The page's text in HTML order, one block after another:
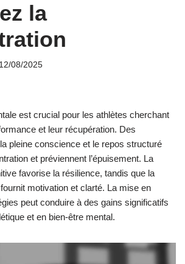
la
12/08/2025
est crucial pour les athlètes cherchant
et leur récupération. Des
pleine conscience et le repos structuré
et préviennent l’épuisement. La
favorise la résilience, tandis que la
motivation et clarté. La mise en
peut conduire à des gains significatifs
et en bien-être mental.